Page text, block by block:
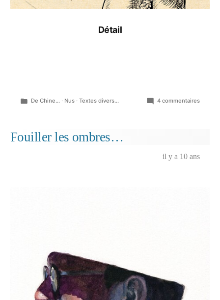
Détail
Publié
De Chine...· Nus· Textes divers... 4 commentairessur
Fouiller les ombres…
il y a 10 ans